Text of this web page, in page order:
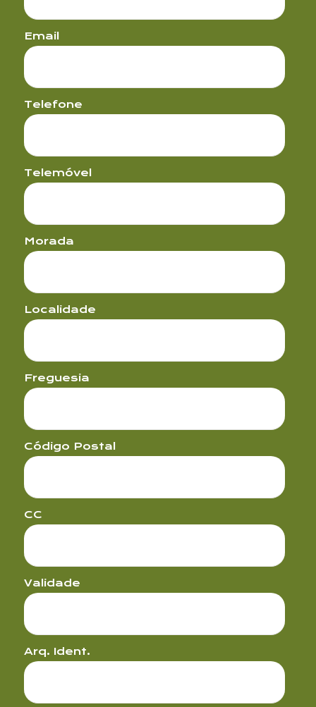
Contacto
Email
Telefone
Telemóvel
Morada
Localidade
Freguesia
Código Postal
CC
Validade
Arq. Ident.